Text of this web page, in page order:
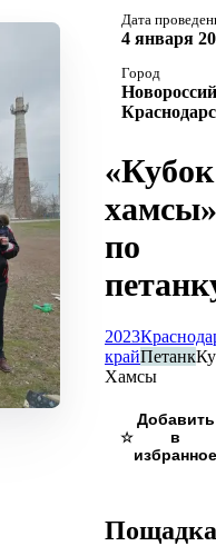
Дата
4 января
Город
«Кубок
хамсы»
по
2023
крайПетанк
Хамсы
☆
Пощадка